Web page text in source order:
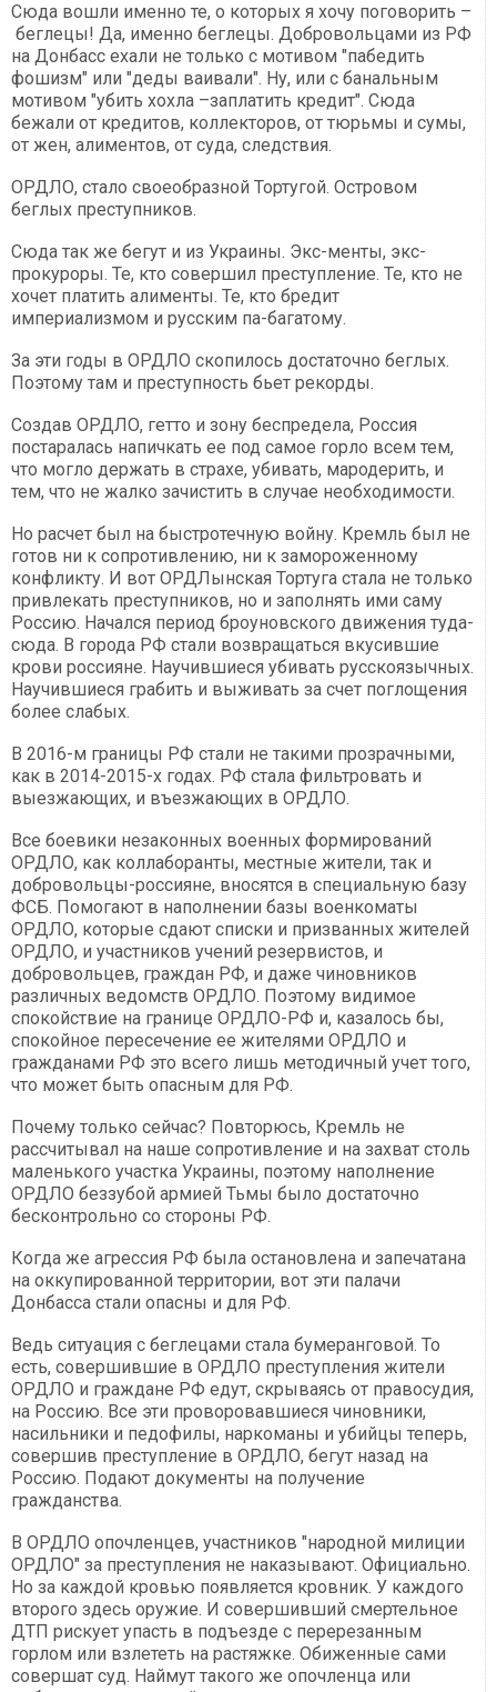
Сюда вошли именно те, о которых я хочу поговорить –
беглецы! Да, именно беглецы. Добровольцами из РФ
на Донбасс ехали не только с мотивом "пабедить
фошизм" или "деды ваивали". Ну, или с банальным
мотивом "убить хохла –заплатить кредит". Сюда
бежали от кредитов, коллекторов, от тюрьмы и сумы,
от жен, алиментов, от суда, следствия.
ОРДЛО, стало своеобразной Тортугой. Островом
беглых преступников.
Сюда так же бегут и из Украины. Экс-менты, экс-
прокуроры. Те, кто совершил преступление. Те, кто не
хочет платить алименты. Те, кто бредит
империализмом и русским па-багатому.
За эти годы в ОРДЛО скопилось достаточно беглых.
Поэтому там и преступность бьет рекорды.
Создав ОРДЛО, гетто и зону беспредела, Россия
постаралась напичкать ее под самое горло всем тем,
что могло держать в страхе, убивать, мародерить, и
тем, что не жалко зачистить в случае необходимости.
Но расчет был на быстротечную войну. Кремль был не
готов ни к сопротивлению, ни к замороженному
конфликту. И вот ОРДЛынская Тортуга стала не только
привлекать преступников, но и заполнять ими саму
Россию. Начался период броуновского движения туда-
сюда. В города РФ стали возвращаться вкусившие
крови россияне. Научившиеся убивать русскоязычных.
Научившиеся грабить и выживать за счет поглощения
более слабых.
В 2016-м границы РФ стали не такими прозрачными,
как в 2014-2015-х годах. РФ стала фильтровать и
выезжающих, и въезжающих в ОРДЛО.
Все боевики незаконных военных формирований
ОРДЛО, как коллаборанты, местные жители, так и
добровольцы-россияне, вносятся в специальную базу
ФСБ. Помогают в наполнении базы военкоматы
ОРДЛО, которые сдают списки и призванных жителей
ОРДЛО, и участников учений резервистов, и
добровольцев, граждан РФ, и даже чиновников
различных ведомств ОРДЛО. Поэтому видимое
спокойствие на границе ОРДЛО-РФ и, казалось бы,
спокойное пересечение ее жителями ОРДЛО и
гражданами РФ это всего лишь методичный учет того,
что может быть опасным для РФ.
Почему только сейчас? Повторюсь, Кремль не
рассчитывал на наше сопротивление и на захват столь
маленького участка Украины, поэтому наполнение
ОРДЛО беззубой армией Тьмы было достаточно
бесконтрольно со стороны РФ.
Когда же агрессия РФ была остановлена и запечатана
на оккупированной территории, вот эти палачи
Донбасса стали опасны и для РФ.
Ведь ситуация с беглецами стала бумеранговой. То
есть, совершившие в ОРДЛО преступления жители
ОРДЛО и граждане РФ едут, скрываясь от правосудия,
на Россию. Все эти проворовавшиеся чиновники,
насильники и педофилы, наркоманы и убийцы теперь,
совершив преступление в ОРДЛО, бегут назад на
Россию. Подают документы на получение
гражданства.
В ОРДЛО опочленцев, участников "народной милиции
ОРДЛО" за преступления не наказывают. Официально.
Но за каждой кровью появляется кровник. У каждого
второго здесь оружие. И совершивший смертельное
ДТП рискует упасть в подъезде с перерезанным
горлом или взлететь на растяжке. Обиженные сами
совершат суд. Наймут такого же опочленца или